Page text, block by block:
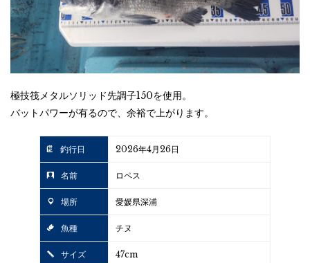
極技筏メタルソリッド先調子150を使用。
バットパワーが有るので、余裕で上がります。
釣行日 2026年4月26日
名前 ロペス
場所 愛媛県深浦
魚種 チヌ
サイズ 47cm